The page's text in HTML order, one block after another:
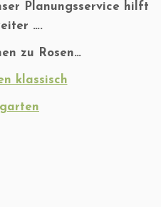
Planungsservice hilft
….
zu Rosen…
klassisch